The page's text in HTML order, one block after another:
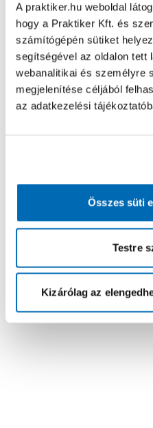
A praktiker.hu weboldal
hogy a Praktiker Kft. és
számítógépén sütiket
segítségével az oldalon tett
webanalitikai és személyre
megjelenítése céljából
az adatkezelési
Összes süti
Testre
Kizárólag az
Oldal